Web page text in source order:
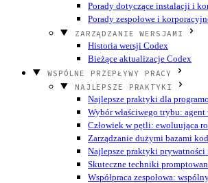
Porady dotyczące instalacji i
Porady zespołowe i
ZARZĄDZANIE WERSJAMI
Historia wersji Codex
Bieżące aktualizacje Codex
WSPÓLNE PRZEPŁYWY PRACY
NAJLEPSZE PRAKTYKI
Najlepsze praktyki dla
Wybór właściwego trybu:
Człowiek w pętli: ewoluująca
Zarządzanie dużymi bazami
Najlepsze praktyki prywatności
Skuteczne techniki
Współpraca zespołowa: